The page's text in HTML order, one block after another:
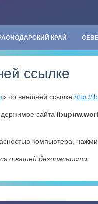
КРАЙ
ссылке
» по внешней ссылке http://
сайта
компьютера,
о вашей безопасности.